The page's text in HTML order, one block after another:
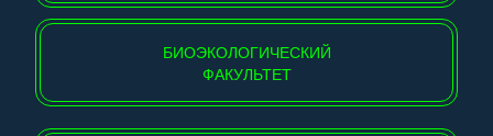
БИОЭКОЛОГИЧЕСКИЙ
ФАКУЛЬТЕТ